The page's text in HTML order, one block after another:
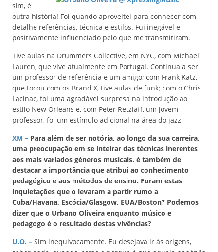
sim, é
outra história! Foi quando aproveitei para conhecer com
detalhe referências, técnica e estilos. Fui inegável e
positivamente influenciado pelo que me transmitiram.
Tive aulas na Drummers Collective, em NYC, com Michael
Lauren, que vive atualmente em Portugal. Continua a ser
um professor de referência e um amigo; com Frank Katz,
que tocou com os Brand X, tive aulas de funk; com o Chris
Lacinac, foi uma agradável surpresa na introdução ao
estilo New Orleans e, com Peter Retzlaff, um jovem
professor, foi um estímulo adicional na área do jazz.
XM – Para além de ser notória, ao longo da sua carreira,
uma preocupação em se inteirar das técnicas inerentes
aos mais variados géneros musicais, é também de
destacar a importância que atribui ao conhecimento
pedagógico e aos métodos de ensino. Foram estas
inquietações que o levaram a partir rumo a
Cuba/Havana, Escócia/Glasgow, EUA/Boston? Podemos
dizer que o Urbano Oliveira enquanto músico e
pedagogo é o resultado destas vivências?
U.O. – Sim inequivocamente. Eu desejava ir às origens,